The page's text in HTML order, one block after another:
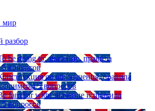
мир
разбор
be going to: значение, правила
5 вопросов
go on: значения, правила
примеры 5 вопросов
familiar with: значение и правила
5 вопросов